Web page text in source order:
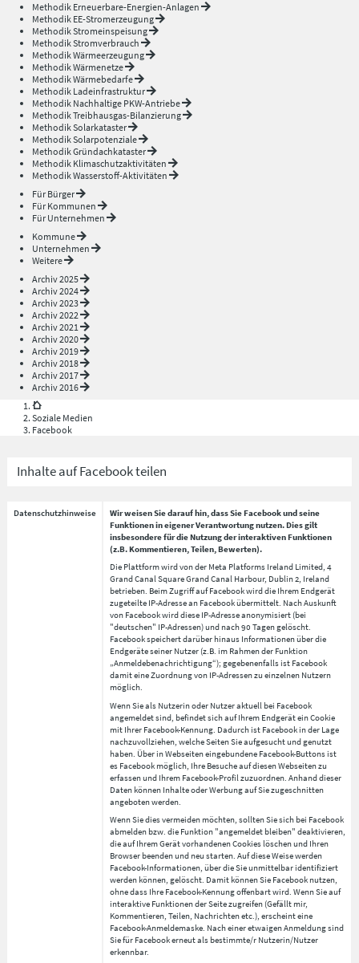
Methodik Erneuerbare-Energien-Anlagen
Methodik EE-Stromerzeugung
Methodik Stromeinspeisung
Methodik Stromverbrauch
Methodik Wärmeerzeugung
Methodik Wärmenetze
Methodik Wärmebedarfe
Methodik Ladeinfrastruktur
Methodik Nachhaltige PKW-Antriebe
Methodik Treibhausgas-Bilanzierung
Methodik Solarkataster
Methodik Solarpotenziale
Methodik Gründachkataster
Methodik Klimaschutzaktivitäten
Methodik Wasserstoff-Aktivitäten
Für Bürger
Für Kommunen
Für Unternehmen
Kommune
Unternehmen
Weitere
Archiv 2025
Archiv 2024
Archiv 2023
Archiv 2022
Archiv 2021
Archiv 2020
Archiv 2019
Archiv 2018
Archiv 2017
Archiv 2016
Soziale Medien
Facebook
Inhalte auf Facebook teilen
Datenschutzhinweise
Wir weisen Sie darauf hin, dass Sie Facebook und seine
Funktionen in eigener Verantwortung nutzen. Dies gilt
insbesondere für die Nutzung der interaktiven Funktionen
(z.B. Kommentieren, Teilen, Bewerten).
Die Plattform wird von der Meta Platforms Ireland Limited, 4
Grand Canal Square Grand Canal Harbour, Dublin 2, Ireland
betrieben. Beim Zugriff auf Facebook wird die Ihrem Endgerät
zugeteilte IP-Adresse an Facebook übermittelt. Nach Auskunft
von Facebook wird diese IP-Adresse anonymisiert (bei
"deutschen" IP-Adressen) und nach 90 Tagen gelöscht.
Facebook speichert darüber hinaus Informationen über die
Endgeräte seiner Nutzer (z.B. im Rahmen der Funktion
„Anmeldebenachrichtigung“); gegebenenfalls ist Facebook
damit eine Zuordnung von IP-Adressen zu einzelnen Nutzern
möglich.
Wenn Sie als Nutzerin oder Nutzer aktuell bei Facebook
angemeldet sind, befindet sich auf Ihrem Endgerät ein Cookie
mit Ihrer Facebook-Kennung. Dadurch ist Facebook in der Lage
nachzuvollziehen, welche Seiten Sie aufgesucht und genutzt
haben. Über in Webseiten eingebundene Facebook-Buttons ist
es Facebook möglich, Ihre Besuche auf diesen Webseiten zu
erfassen und Ihrem Facebook-Profil zuzuordnen. Anhand dieser
Daten können Inhalte oder Werbung auf Sie zugeschnitten
angeboten werden.
Wenn Sie dies vermeiden möchten, sollten Sie sich bei Facebook
abmelden bzw. die Funktion "angemeldet bleiben" deaktivieren,
die auf Ihrem Gerät vorhandenen Cookies löschen und Ihren
Browser beenden und neu starten. Auf diese Weise werden
Facebook-Informationen, über die Sie unmittelbar identifiziert
werden können, gelöscht. Damit können Sie Facebook nutzen,
ohne dass Ihre Facebook-Kennung offenbart wird. Wenn Sie auf
interaktive Funktionen der Seite zugreifen (Gefällt mir,
Kommentieren, Teilen, Nachrichten etc.), erscheint eine
Facebook-Anmeldemaske. Nach einer etwaigen Anmeldung sind
Sie für Facebook erneut als bestimmte/r Nutzerin/Nutzer
erkennbar.